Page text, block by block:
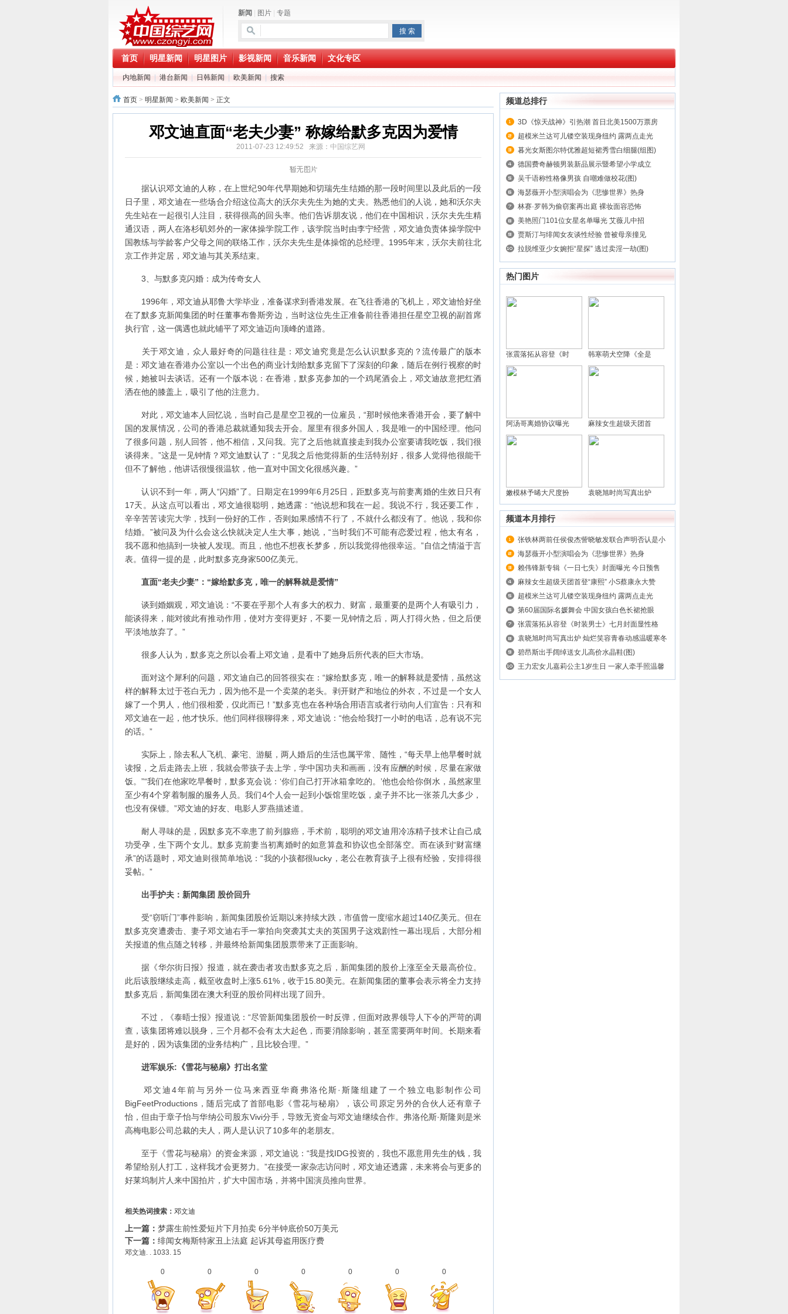
新闻 图片 专题
首页 明星新闻 明星图片 影视新闻 音乐新闻 文化专区
内地新闻 港台新闻 日韩新闻 欧美新闻 搜索
首页 > 明星新闻 > 欧美新闻 > 正文
邓文迪直面“老夫少妻” 称嫁给默多克因为爱情
2011-07-23 12:49:52 来源： 中国综艺网
据认识邓文迪的人称，在上世纪90年代早期她和切瑞先生结婚的那一段时间里以及此后的一段
日子里，邓文迪在一些场合介绍这位高大的沃尔夫先生为她的丈夫。熟悉他们的人说，她和沃尔夫
先生站在一起很引人注目，获得很高的回头率。他们告诉朋友说，他们在中国相识，沃尔夫先生精
通汉语，两人在洛杉矶郊外的一家体操学院工作，该学院当时由李宁经营，邓文迪负责体操学院中
国教练与学龄客户父母之间的联络工作，沃尔夫先生是体操馆的总经理。1995年末，沃尔夫前往北
京工作并定居，邓文迪与其关系结束。
3、与默多克闪婚：成为传奇女人
1996年，邓文迪从耶鲁大学毕业，准备谋求到香港发展。在飞往香港的飞机上，邓文迪恰好坐
在了默多克新闻集团的时任董事布鲁斯旁边，当时这位先生正准备前往香港担任星空卫视的副首席
执行官，这一偶遇也就此铺平了邓文迪迈向顶峰的道路。
关于邓文迪，众人最好奇的问题往往是：邓文迪究竟是怎么认识默多克的？流传最广的版本
是：邓文迪在香港办公室以一个出色的商业计划给默多克留下了深刻的印象，随后在例行视察的时
候，她被叫去谈话。还有一个版本说：在香港，默多克参加的一个鸡尾酒会上，邓文迪故意把红酒
洒在他的膝盖上，吸引了他的注意力。
对此，邓文迪本人回忆说，当时自己是星空卫视的一位雇员，“那时候他来香港开会，要了解中
国的发展情况，公司的香港总裁就通知我去开会。屋里有很多外国人，我是唯一的中国经理。他问
了很多问题，别人回答，他不相信，又问我。完了之后他就直接走到我办公室要请我吃饭，我们很
谈得来。”这是一见钟情？邓文迪默认了：“见我之后他觉得新的生活特别好，很多人觉得他很能干
但不了解他，他讲话很慢很温软，他一直对中国文化很感兴趣。”
认识不到一年，两人“闪婚”了。日期定在1999年6月25日，距默多克与前妻离婚的生效日只有
17天。从这点可以看出，邓文迪很聪明，她透露：“他说想和我在一起。我说不行，我还要工作，
辛辛苦苦读完大学，找到一份好的工作，否则如果感情不行了，不就什么都没有了。他说，我和你
结婚。”被问及为什么会这么快就决定人生大事，她说，“当时我们不可能有恋爱过程，他太有名，
我不愿和他搞到一块被人发现。而且，他也不想夜长梦多，所以我觉得他很幸运。”自信之情溢于言
表。值得一提的是，此时默多克身家500亿美元。
直面“老夫少妻”： “嫁给默多克，唯一的解释就是爱情”
谈到婚姻观，邓文迪说：“不要在乎那个人有多大的权力、财富，最重要的是两个人有吸引力，
能谈得来，能对彼此有推动作用，使对方变得更好，不要一见钟情之后，两人打得火热，但之后便
平淡地放弃了。”
很多人认为，默多克之所以会看上邓文迪，是看中了她身后所代表的巨大市场。
面对这个犀利的问题，邓文迪自己的回答很实在：“嫁给默多克，唯一的解释就是爱情，虽然这
样的解释太过于苍白无力，因为他不是一个卖菜的老头。剥开财产和地位的外衣，不过是一个女人
嫁了一个男人，他们很相爱，仅此而已！”默多克也在各种场合用语言或者行动向人们宣告：只有和
邓文迪在一起，他才快乐。他们同样很聊得来，邓文迪说：“他会给我打一小时的电话，总有说不完
的话。”
实际上，除去私人飞机、豪宅、游艇，两人婚后的生活也属平常、随性，“每天早上他早餐时就
读报，之后走路去上班，我就会带孩子去上学，学中国功夫和画画，没有应酬的时候，尽量在家做
饭。”“我们在他家吃早餐时，默多克会说：‘你们自己打开冰箱拿吃的。’他也会给你倒水，虽然家里
至少有4个穿着制服的服务人员。我们4个人会一起到小饭馆里吃饭，桌子并不比一张茶几大多少，
也没有保镖。”邓文迪的好友、电影人罗燕描述道。
耐人寻味的是，因默多克不幸患了前列腺癌，手术前，聪明的邓文迪用冷冻精子技术让自己成
功受孕，生下两个女儿。默多克前妻当初离婚时的如意算盘和协议也全部落空。而在谈到“财富继
承”的话题时，邓文迪则很简单地说：“我的小孩都很lucky，老公在教育孩子上很有经验，安排得很
妥帖。”
出手护夫： 新闻集团 股价回升
受“窃听门”事件影响，新闻集团股价近期以来持续大跌，市值曾一度缩水超过140亿美元。但在
默多克突遭袭击、妻子邓文迪右手一掌拍向突袭其丈夫的英国男子这戏剧性一幕出现后，大部分相
关报道的焦点随之转移，并最终给新闻集团股票带来了正面影响。
据《华尔街日报》报道，就在袭击者攻击默多克之后，新闻集团的股价上涨至全天最高价位。
此后该股继续走高，截至收盘时上涨5.61%，收于15.80美元。在新闻集团的董事会表示将全力支持
默多克后，新闻集团在澳大利亚的股价同样出现了回升。
不过，《泰晤士报》报道说：“尽管新闻集团股价一时反弹，但面对政界领导人下令的严苛的调
查，该集团将难以脱身，三个月都不会有太大起色，而要消除影响，甚至需要两年时间。长期来看
是好的，因为该集团的业务结构广，且比较合理。”
进军娱乐: 《雪花与秘扇》打出名堂
邓文迪4年前与另外一位马来西亚华裔弗洛伦斯·斯隆组建了一个独立电影制作公司
BigFeetProductions，随后完成了首部电影《雪花与秘扇》，该公司原定另外的合伙人还有章子
怡，但由于章子怡与华纳公司股东Vivi分手，导致无资金与邓文迪继续合作。弗洛伦斯·斯隆则是米
高梅电影公司总裁的夫人，两人是认识了10多年的老朋友。
至于《雪花与秘扇》的资金来源，邓文迪说：“我是找IDG投资的，我也不愿意用先生的钱，我
希望给别人打工，这样我才会更努力。”在接受一家杂志访问时，邓文迪还透露，未来将会与更多的
好莱坞制片人来中国拍片，扩大中国市场，并将中国演员推向世界。
相关热词搜索： 邓文迪
上一篇： 梦露生前性爱短片下月拍卖 6分半钟底价50万美元
下一篇： 绯闻女梅斯特家丑上法庭 起诉其母盗用医疗费
邓文迪. . 1033. 15
0 0 0 0 0 0 0
频道总排行
3D《惊天战神》引热潮 首日北美1500万票房
超模米兰达可儿镂空装现身纽约 露两点走光
暮光女斯图尔特优雅超短裙秀雪白细腿(组图)
德国费奇赫顿男装新品展示暨希望小学成立
吴千语称性格像男孩 自嘲难做校花(图)
海瑟薇开小型演唱会为《悲惨世界》热身
林赛·罗韩为偷窃案再出庭 裸妆面容恐怖
美艳照门101位女星名单曝光 艾薇儿中招
贾斯汀与绯闻女友谈性经验 曾被母亲撞见
拉脱维亚少女婉拒“星探” 逃过卖淫一劫(图)
热门图片
张震落拓从容登《时 韩寒萌犬空降《全是
阿汤哥离婚协议曝光 麻辣女生超级天团首
嫩模林予晞大尺度扮 袁晓旭时尚写真出炉
频道本月排行
张铁林两前任侯俊杰訾晓敏发联合声明否认是小
三
海瑟薇开小型演唱会为《悲惨世界》热身
赖伟锋新专辑《一日七失》封面曝光 今日预售
麻辣女生超级天团首登“康熙” 小S蔡康永大赞
超模米兰达可儿镂空装现身纽约 露两点走光
第60届国际名媛舞会 中国女孩白色长裙抢眼
张震落拓从容登《时装男士》七月封面显性格
袁晓旭时尚写真出炉 灿烂笑容青春动感温暖寒冬
碧昂斯出手阔绰送女儿高价水晶鞋(图)
王力宏女儿嘉莉公主1岁生日 一家人牵手照温馨